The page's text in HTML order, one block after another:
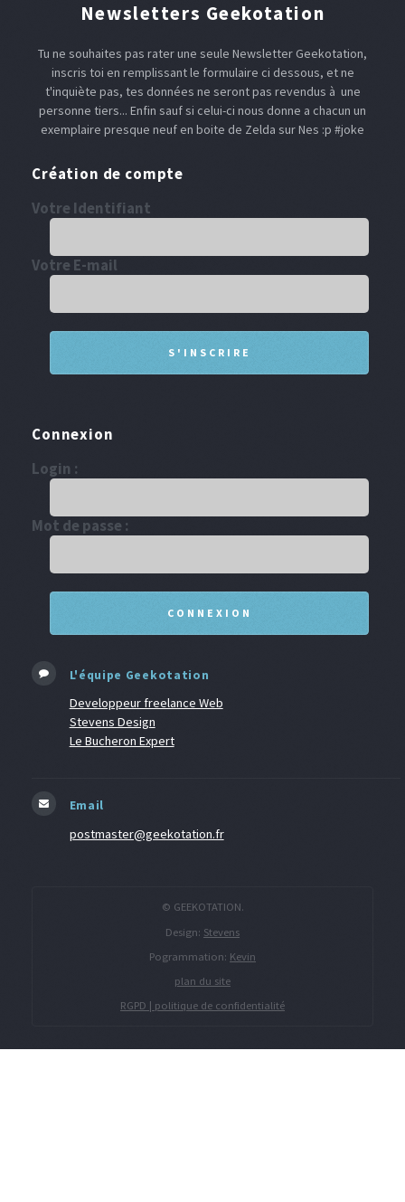
Newsletters Geekotation
Tu ne souhaites pas rater une seule Newsletter Geekotation,
inscris toi en remplissant le formulaire ci dessous, et ne
t'inquiète pas, tes données ne seront pas revendus à une
personne tiers... Enfin sauf si celui-ci nous donne a chacun un
exemplaire presque neuf en boite de Zelda sur Nes :p #joke
Création de compte
Votre Identifiant
Votre E-mail
Connexion
Login :
Mot de passe :
L'équipe Geekotation
Developpeur freelance Web
Stevens Design
Le Bucheron Expert
Email
postmaster@geekotation.fr
© GEEKOTATION.
Design: Stevens
Pogrammation: Kevin
plan du site
RGPD | politique de confidentialité